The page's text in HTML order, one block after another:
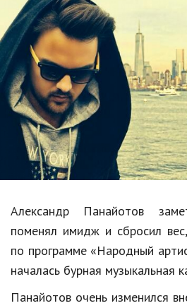
Наука и техника
Политика
Образование
В мире
Культура
Авто, мото
Знаменитости
Статьи
Обзоры
Александр Панайотов
поменял имидж и сбросил
по программе «Народный
началась бурная музыкальная
Панайотов очень изменился